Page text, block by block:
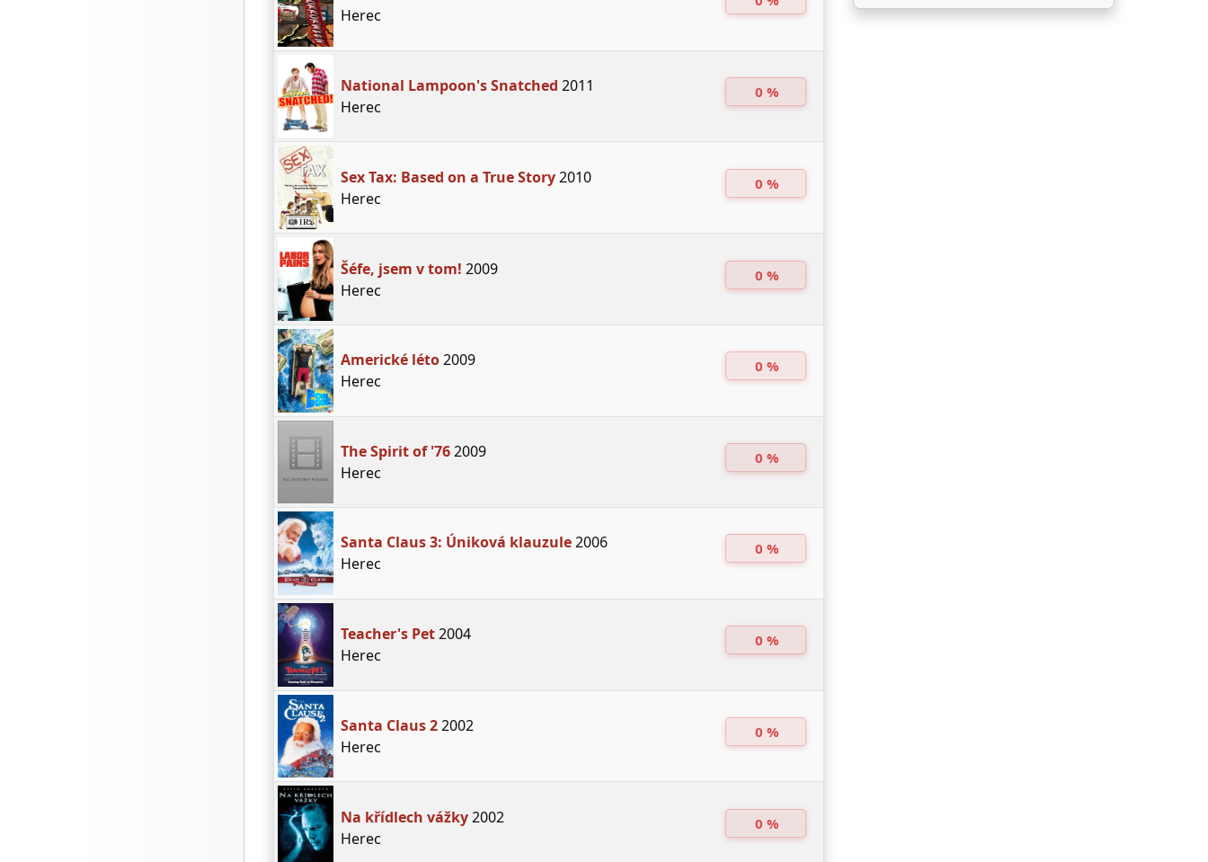
Herec
National Lampoon's Snatched 2011
Herec
0 %
Sex Tax: Based on a True Story2010
Herec
0 %
Šéfe, jsem v tom! 2009
Herec
0 %
Americké léto2009
Herec
0 %
The Spirit of '762009
Herec
0 %
Santa Claus 3: Úniková klauzule2006
Herec
0 %
Teacher's Pet2004
Herec
0 %
Santa Claus 22002
Herec
0 %
Na křídlech vážky2002
Herec
0 %